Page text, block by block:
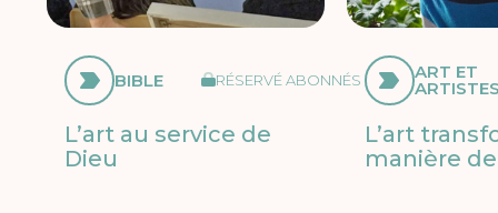
BIBLE RÉSERVÉ ABONNÉS
L’art au service de
Dieu
ART ET
L’art
manière